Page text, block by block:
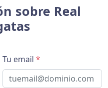
sobre Real
Tu email *